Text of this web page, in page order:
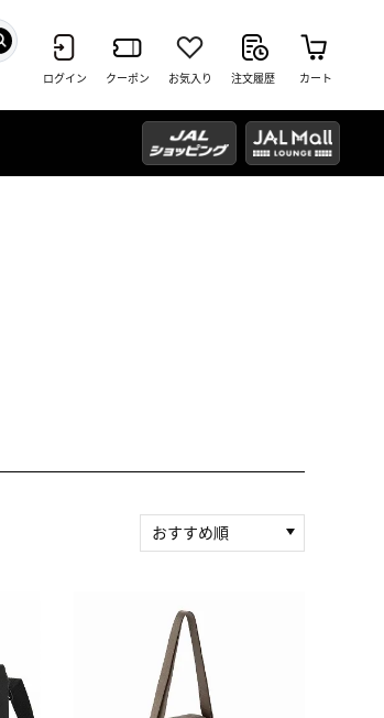
ログイン クーポン お気入り 注文履歴 カート
おすすめ順
順）
人気順
レビュー件数（多い
順）
レビュー評価（高い